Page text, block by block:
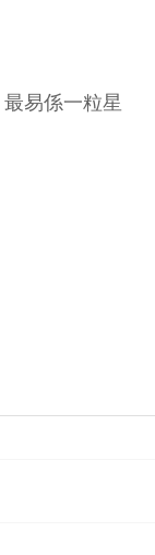
易係一粒星